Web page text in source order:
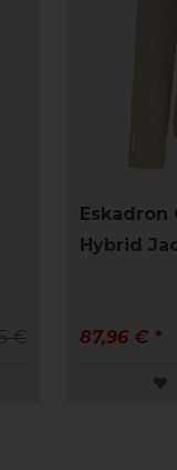
€
Eskadron
Hybrid
87,96 € *